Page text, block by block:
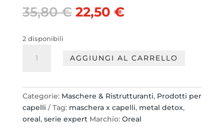
35,80€ Il
prezzo
35,80 €.
22,50 €Il
22,50 €.
2 disponibili
Serie
500ml.
METAL
DETOX
AGGIUNGI AL CARRELLO
Categorie: Maschere & Ristrutturanti, Prodotti per
capelli
Tag: maschera x capelli, metal detox,
oreal, serie expert Marchio: Oreal